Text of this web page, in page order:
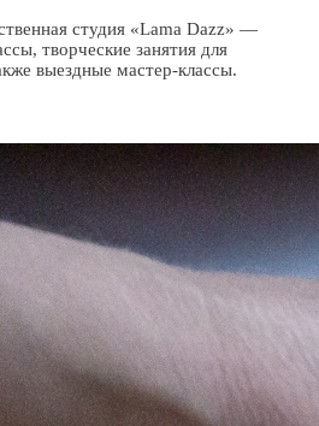
студия «Lama Dazz» —
творческие занятия для
выездные мастер-классы.